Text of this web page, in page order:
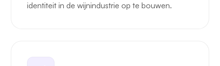
identiteit in de wijnindustrie op te bouwen.